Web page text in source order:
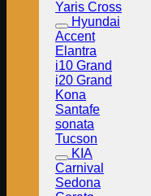
Yaris Cross
Hyundai
Accent
Elantra
i10 Grand
i20 Grand
Kona
Santafe
sonata
Tucson
KIA
Carnival
Sedona